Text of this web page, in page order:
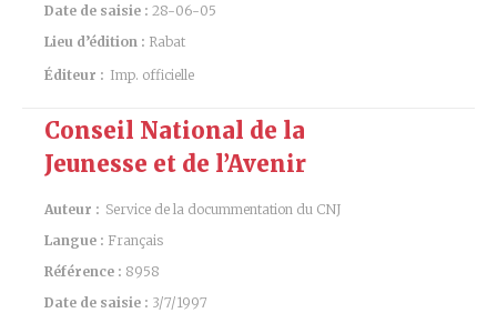
Date de saisie : 28-06-05
Lieu d’édition : Rabat
Éditeur : Imp. officielle
Conseil National de la
Jeunesse et de l’Avenir
Auteur : Service de la docummentation du CNJ
Langue : Français
Référence : 8958
Date de saisie : 3/7/1997